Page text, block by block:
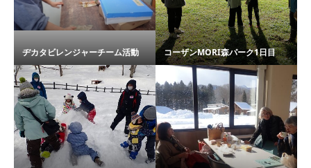
ヂカタビレンジャーチーム活動 コーザンMORI森パーク1日目